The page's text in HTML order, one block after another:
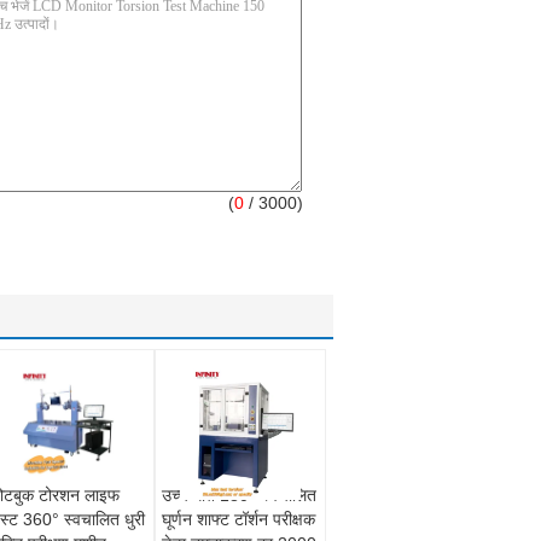
(0 / 3000)
टोरशन लाइफ
360° स्वचालित धुरी
उच्च गति 180° स्वचालित
घूर्णन शाफ्ट टॉर्शन परीक्षक